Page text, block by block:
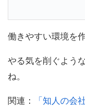
働きやすい環境を
やる気を削ぐよう
ね。
関連：
「知人の会